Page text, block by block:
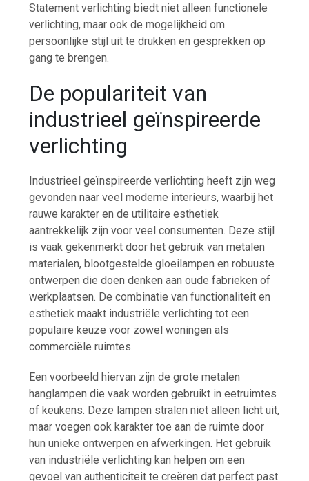
Statement verlichting biedt niet alleen functionele
verlichting, maar ook de mogelijkheid om
persoonlijke stijl uit te drukken en gesprekken op
gang te brengen.
De populariteit van
industrieel geïnspireerde
verlichting
Industrieel geïnspireerde verlichting heeft zijn weg
gevonden naar veel moderne interieurs, waarbij het
rauwe karakter en de utilitaire esthetiek
aantrekkelijk zijn voor veel consumenten. Deze stijl
is vaak gekenmerkt door het gebruik van metalen
materialen, blootgestelde gloeilampen en robuuste
ontwerpen die doen denken aan oude fabrieken of
werkplaatsen. De combinatie van functionaliteit en
esthetiek maakt industriële verlichting tot een
populaire keuze voor zowel woningen als
commerciële ruimtes.
Een voorbeeld hiervan zijn de grote metalen
hanglampen die vaak worden gebruikt in eetruimtes
of keukens. Deze lampen stralen niet alleen licht uit,
maar voegen ook karakter toe aan de ruimte door
hun unieke ontwerpen en afwerkingen. Het gebruik
van industriële verlichting kan helpen om een
gevoel van authenticiteit te creëren dat perfect past